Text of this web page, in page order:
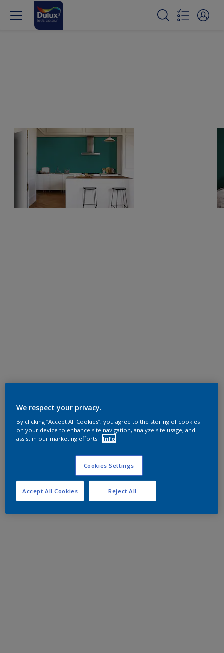
We respect your privacy.
By clicking “Accept All Cookies”, you agree to the storing of cookies
on your device to enhance site navigation, analyze site usage, and
assist in our marketing efforts.
Info
Cookies Settings
Reject All
Accept All Cookies